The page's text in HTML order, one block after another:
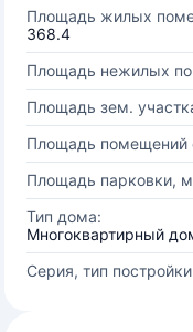
Площадь жилых
368.4
Площадь нежилых
Площадь зем.
Площадь помещений
Площадь парковки,
Тип дома:
Многоквартирный
Серия, тип